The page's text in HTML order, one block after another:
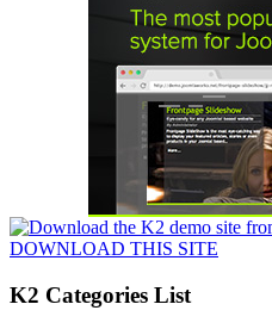
DOWNLOAD THIS SITE
K2 Categories List